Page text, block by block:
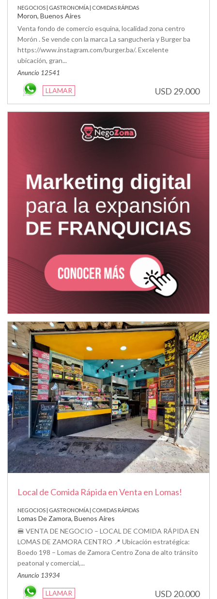
NEGOCIOS | GASTRONOMÍA | COMIDAS RÁPIDAS
Moron, Buenos Aires
Venta fondo de comercio esquina, localidad zona centro
Morón . Se vende con la marca La sangucheria y Burger ba
https://www.instagram.com/burger.ba/. Excelente
ubicación, gran...
Anuncio 12541
LLAMAR USD 29.000
Local de Comida Rápida en Venta en Lomas!
NEGOCIOS | GASTRONOMÍA | COMIDAS RÁPIDAS
Lomas De Zamora, Buenos Aires
🍔 VENTA DE NEGOCIO – LOCAL DE COMIDA RÁPIDA EN
LOMAS DE ZAMORA CENTRO 📍 Ubicación estratégica:
Boedo 198 – Lomas de Zamora Centro Zona de alto tránsito
peatonal y comercial,...
Anuncio 13934
LLAMAR USD 20.000